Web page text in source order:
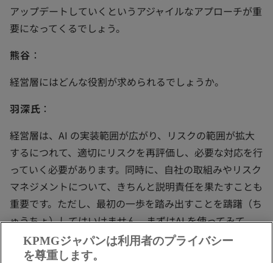
アップデートしていくというアジャイルなアプローチが重
要になってくるでしょう。
熊谷 ：
経営層にはどんな役割が求められるでしょうか。
羽深氏 ：
経営層は、AI の実装範囲が広がり、リスクの範囲が拡大
するにつれて、適切にリスクを再評価し、必要な対応を行
っていく必要があります。同時に、自社の取組みやリスク
マネジメントについて、きちんと説明責任を果たすことも
重要です。ただし、最初の一歩を踏み出すことを躊躇（ち
ゅうちょ）してはいけません。まずはAI を使ってみて、
現場からの実装アイデアを積極的に取入れていくことが大
切です。経営層としては、現場の声を実現できるようにガ
KPMGジャパンは利用者のプライバシー
を尊重します。